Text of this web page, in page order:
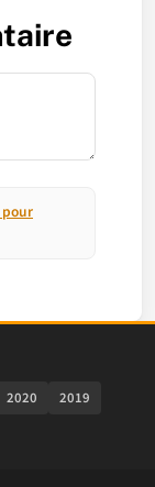
pour
2020
2019